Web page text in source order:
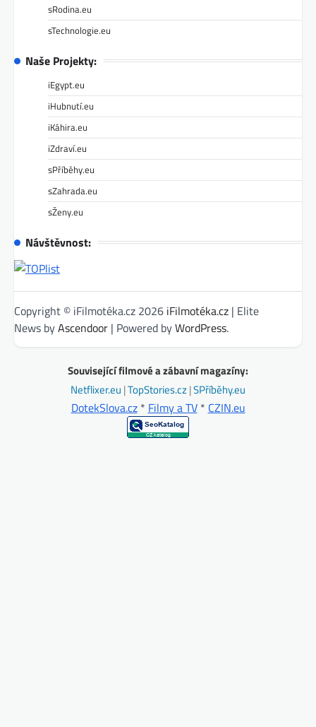
sRodina.eu
sTechnologie.eu
Naše Projekty:
iEgypt.eu
iHubnutí.eu
iKáhira.eu
iZdraví.eu
sPříběhy.eu
sZahrada.eu
sŽeny.eu
Návštěvnost:
Copyright © iFilmotéka.cz 2026 iFilmotéka.cz | Elite
News byAscendoor | Powered byWordPress.
Související filmové a zábavní magazíny:
Netflixer.eu |TopStories.cz|SPříběhy.eu
DotekSlova.cz* Filmy a TV* CZIN.eu